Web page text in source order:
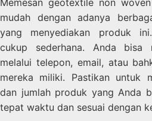
mudah dengan adanya
yang menyediakan produk
cukup sederhana. Anda bisa
melalui telepon, email, atau
mereka miliki. Pastikan untuk
dan jumlah produk yang Anda
tepat waktu dan sesuai dengan